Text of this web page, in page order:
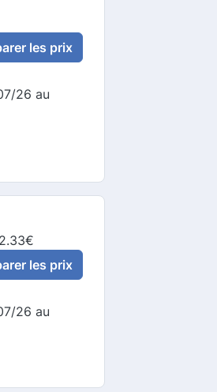
les prix
26 au
€
les prix
26 au